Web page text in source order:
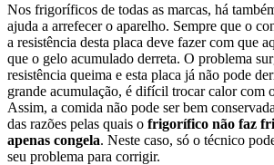
Nos frigoríficos de todas as marcas, há
ajuda a arrefecer o aparelho. Sempre que o
a resistência desta placa deve fazer com que
que o gelo acumulado derreta. O problema
resistência queima e esta placa já não pode
grande acumulação, é difícil trocar calor com
Assim, a comida não pode ser bem
das razões pelas quais o frigorífico não faz
apenas congela. Neste caso, só o técnico
seu problema para corrigir.